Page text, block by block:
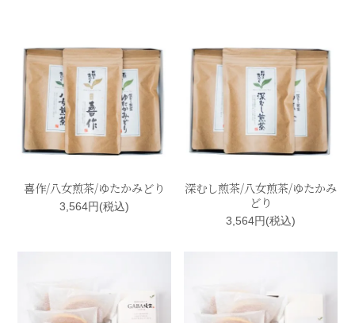
喜作/八女煎茶/ゆたかみどり
3,564円(税込)
深むし煎茶/八女煎茶/ゆたかみ
どり
3,564円(税込)